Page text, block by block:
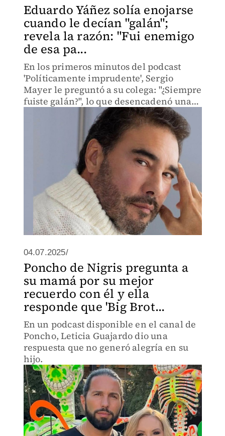
Eduardo Yáñez solía enojarse
cuando le decían "galán";
revela la razón: "Fui enemigo
de esa pa...
En los primeros minutos del podcast
'Políticamente imprudente', Sergio
Mayer le preguntó a su colega: "¿Siempre
fuiste galán?", lo que desencadenó una
amplia explicación.
04.07.2025/
Poncho de Nigris pregunta a
su mamá por su mejor
recuerdo con él y ella
responde que 'Big Brot...
En un podcast disponible en el canal de
Poncho, Leticia Guajardo dio una
respuesta que no generó alegría en su
hijo.